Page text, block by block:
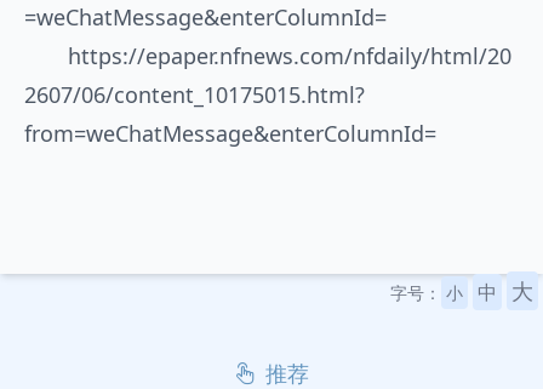
=weChatMessage&enterColumnId=
https://epaper.nfnews.com/nfdaily/html/20
2607/06/content_10175015.html?
from=weChatMessage&enterColumnId=
字号： 小 中 大
推荐